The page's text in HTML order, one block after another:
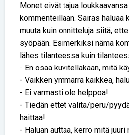
Monet eivät tajua
kommenteillaan. Sairas haluaa
muuta kuin onnitteluja siitä,
syöpään. Esimerkiksi nämä
lähes tilanteessa kuin
- En osaa kuvitellakaan, mitä
- Vaikken ymmärrä kaikkea,
- Ei varmasti ole helppoa!
- Tiedän ettet valita/peru/
haittaa!
- Haluan auttaa, kerro mitä juuri